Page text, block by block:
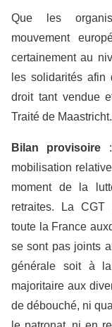
Que les
mouvement
certainement au
les solidarités
droit tant vendue
Traité de Maastricht.
Bilan provisoire
mobilisation
moment de la
retraites. La CGT
toute la France
se sont pas joints
générale soit à
majoritaire aux
de débouché, ni